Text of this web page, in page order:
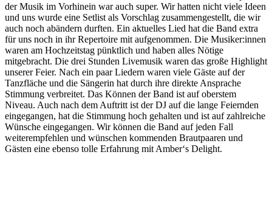
der Musik im Vorhinein war auch super. Wir hatten nicht viele Ideen
und uns wurde eine Setlist als Vorschlag zusammengestellt, die wir
auch noch abändern durften. Ein aktuelles Lied hat die Band extra
für uns noch in ihr Repertoire mit aufgenommen. Die Musiker:innen
waren am Hochzeitstag pünktlich und haben alles Nötige
mitgebracht. Die drei Stunden Livemusik waren das große Highlight
unserer Feier. Nach ein paar Liedern waren viele Gäste auf der
Tanzfläche und die Sängerin hat durch ihre direkte Ansprache
Stimmung verbreitet. Das Können der Band ist auf oberstem
Niveau. Auch nach dem Auftritt ist der DJ auf die lange Feiernden
eingegangen, hat die Stimmung hoch gehalten und ist auf zahlreiche
Wünsche eingegangen. Wir können die Band auf jeden Fall
weiterempfehlen und wünschen kommenden Brautpaaren und
Gästen eine ebenso tolle Erfahrung mit Amber‘s Delight.